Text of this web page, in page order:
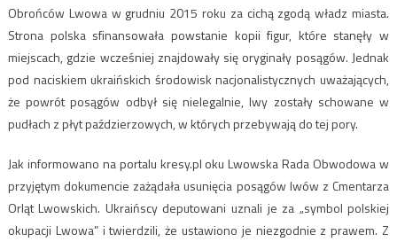
Obrońców Lwowa w grudniu 2015 roku za cichą zgodą władz miasta.
Strona polska sfinansowała powstanie kopii figur, które stanęły w
miejscach, gdzie wcześniej znajdowały się oryginały posągów. Jednak
pod naciskiem ukraińskich środowisk nacjonalistycznych uważających,
że powrót posągów odbył się nielegalnie, lwy zostały schowane w
pudłach z płyt paździerzowych, w których przebywają do tej pory.
Jak informowano na portalu kresy.pl oku Lwowska Rada Obwodowa w
przyjętym dokumencie zażądała usunięcia posągów lwów z Cmentarza
Orląt Lwowskich. Ukraińscy deputowani uznali je za „symbol polskiej
okupacji Lwowa” i twierdzili, że ustawiono je niezgodnie z prawem. Z